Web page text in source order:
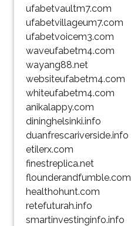
ufabetvaultm7.com
ufabetvillageum7.com
ufabetvoicem3.com
waveufabetm4.com
wayang88.net
websiteufabetm4.com
whiteufabetm4.com
anikalappy.com
dininghelsinki.info
duanfrescariverside.info
etilerx.com
finestreplica.net
flounderandfumble.com
healthohunt.com
retefuturah.info
smartinvestinginfo.info